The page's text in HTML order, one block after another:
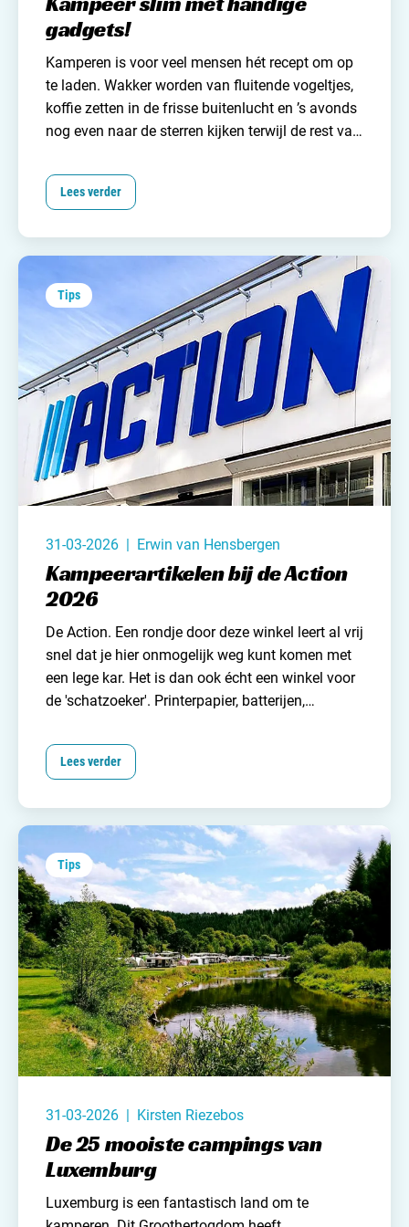
gadgets!
Kamperen is voor veel mensen hét recept om op
te laden. Wakker worden van fluitende vogeltjes,
koffie zetten in de frisse buitenlucht en ’s avonds
nog even naar de sterren kijken terwijl de rest van
hoe idyllisch dit ook klinkt, de wereld is technisch
gezien nogal vooruitgegaan. Dingen zijn
naar de camping vindt, zonder gegoochel met
een onmogelijk grote landkaart op schoot. En een
klein beetje technische hulp kan ook het
kampeerleven nét even wat makkelijker maken.
Lees verder
Tips
31-03-2026 | Erwin van Hensbergen
Kampeerartikelen bij de Action
2026
De Action. Een rondje door deze winkel leert al vrij
snel dat je hier onmogelijk weg kunt komen met
een lege kar. Het is dan ook écht een winkel voor
de 'schatzoeker'. Printerpapier, batterijen,
Kerstversiering, schroeven, speelgoed en nog heel
veel meer!Budgetketen de Action heeft voor een
jou - een lijstje samengesteld met de leukste
kampeerspullen bij de Action.
Lees verder
Tips
31-03-2026 | Kirsten Riezebos
De 25 mooiste campings van
Luxemburg
Luxemburg is een fantastisch land om te